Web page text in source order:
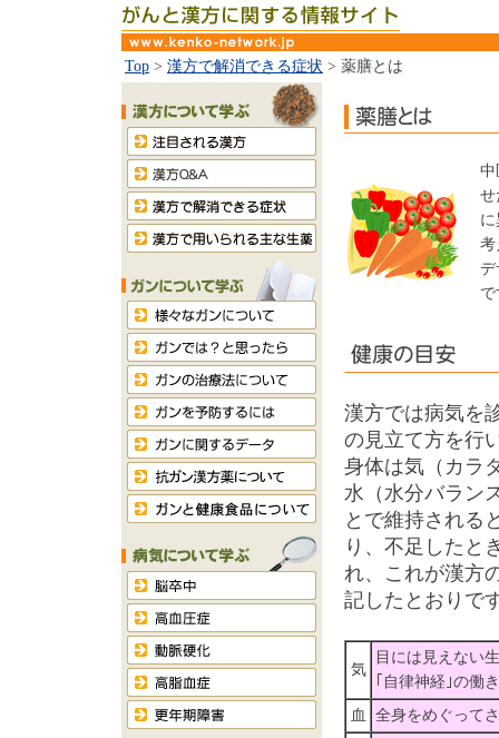
Top > 漢方で解消できる症状 > 薬膳とは
中
せ
考
デ
漢方では病気を
の見立て方を行
身体は気（カラ
水（水分バラン
とで維持される
り、不足したと
れ、これが漢方
記したとおりで
気
目には見えない
｢自律神経｣の働
血
全身をめぐって